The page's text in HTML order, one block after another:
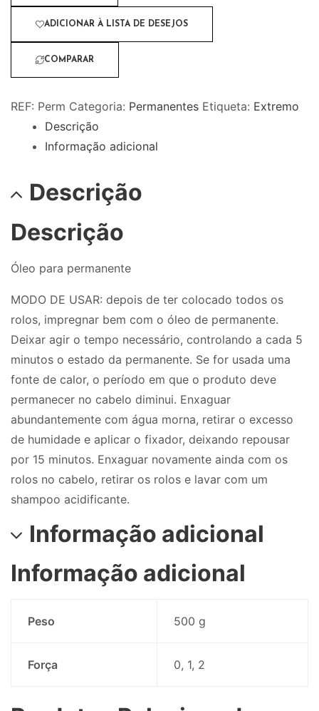
ADICIONAR À LISTA DE DESEJOS
COMPARAR
REF: Perm Categoria: Permanentes Etiqueta: Extremo
Descrição
Informação adicional
Descrição
Descrição
Óleo para permanente
MODO DE USAR: depois de ter colocado todos os
rolos, impregnar bem com o óleo de permanente.
Deixar agir o tempo necessário, controlando a cada 5
minutos o estado da permanente. Se for usada uma
fonte de calor, o período em que o produto deve
permanecer no cabelo diminui. Enxaguar
abundantemente com água morna, retirar o excesso
de humidade e aplicar o fixador, deixando repousar
por 15 minutos. Enxaguar novamente ainda com os
rolos no cabelo, retirar os rolos e lavar com um
shampoo acidificante.
Informação adicional
Informação adicional
Peso 500 g
Força 0, 1, 2